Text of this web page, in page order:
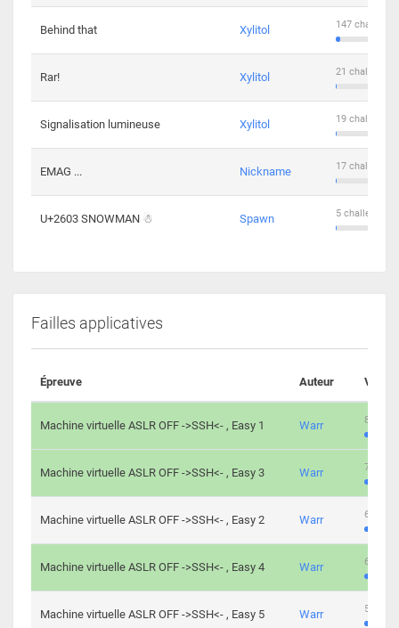
Behind that Xylitol 147
Rar! Xylitol 21
Signalisation lumineuse Xylitol 19
EMAG ... Nickname 17
U+2603 SNOWMAN ☃ Spawn 5 challengers
Failles applicatives
Épreuve Auteur
Machine virtuelle ASLR OFF ->SSH<- , Easy 1 Warr 801
Machine virtuelle ASLR OFF ->SSH<- , Easy 3 Warr 746
Machine virtuelle ASLR OFF ->SSH<- , Easy 2 Warr 681
Machine virtuelle ASLR OFF ->SSH<- , Easy 4 Warr 645
Machine virtuelle ASLR OFF ->SSH<- , Easy 5 Warr 561